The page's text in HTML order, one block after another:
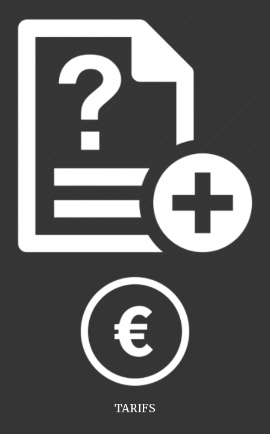
TARIFS